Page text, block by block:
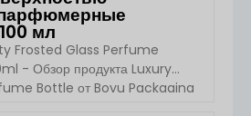
мл
Frosted Glass Perfume
- Обзор продукта Luxury
Bottle от Boyu Packaging